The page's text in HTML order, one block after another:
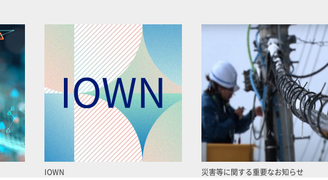
IOWN 災害等に関する重要なお知らせ